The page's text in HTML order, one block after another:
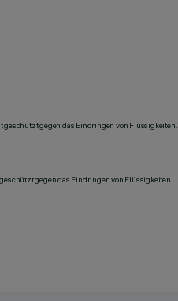
geschützt gegen das Eindringen von Flüssigkeiten.
gegen das Eindringen von Flüssigkeiten.